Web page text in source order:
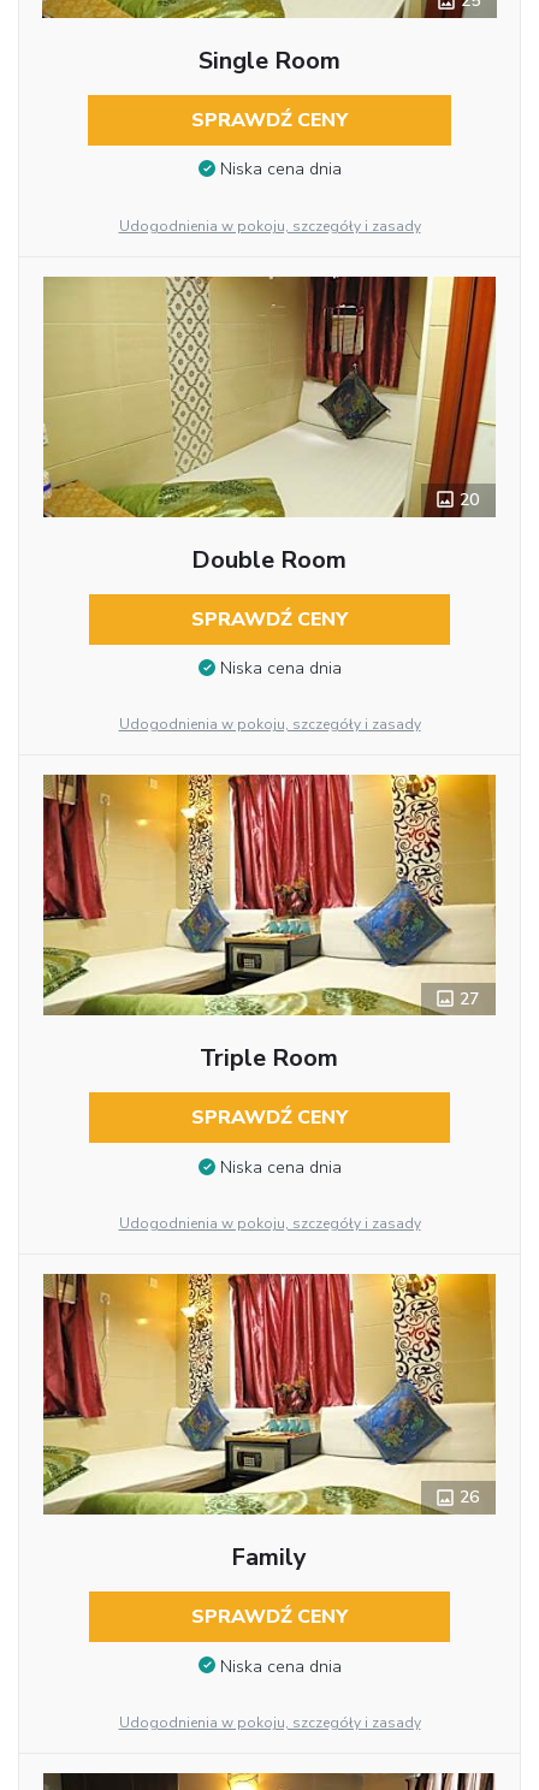
Single Room
SPRAWDŹ CENY
Niska cena dnia
Udogodnienia w pokoju, szczegóły i zasady
20
Double Room
SPRAWDŹ CENY
Niska cena dnia
Udogodnienia w pokoju, szczegóły i zasady
27
Triple Room
SPRAWDŹ CENY
Niska cena dnia
Udogodnienia w pokoju, szczegóły i zasady
26
Family
SPRAWDŹ CENY
Niska cena dnia
Udogodnienia w pokoju, szczegóły i zasady